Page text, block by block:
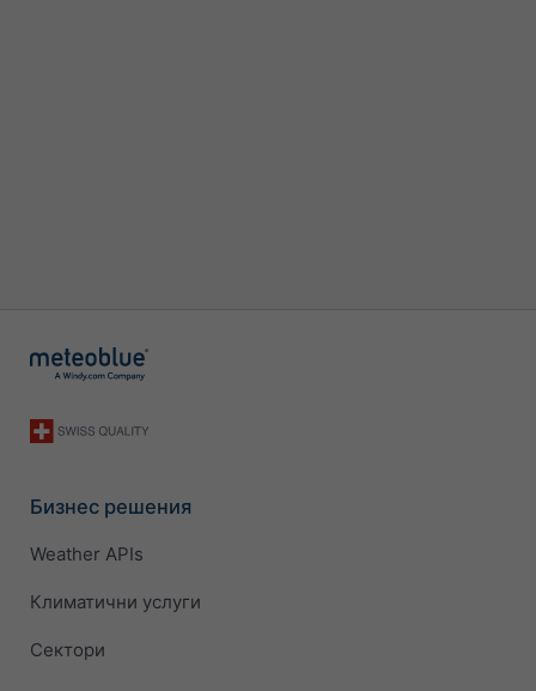
Бизнес решения
Weather APIs
Климатични услуги
Сектори